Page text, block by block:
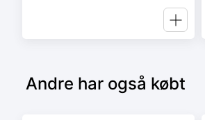
Andre har også købt